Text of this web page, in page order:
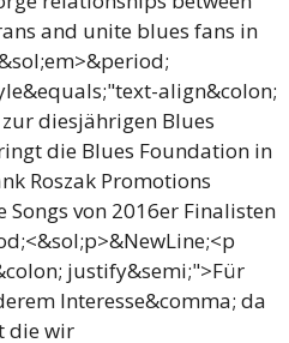
and unite blues fans in
align&colon;
diesjährigen Blues
die Blues Foundation in
Roszak Promotions
von 2016er Finalisten
justify&semi;">Für
Interesse&comma; da
die wir